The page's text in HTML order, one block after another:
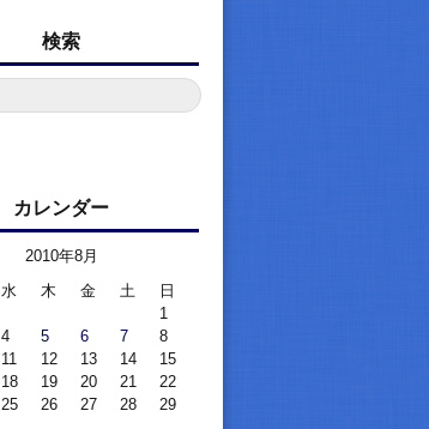
検索
カレンダー
2010年8月
水 木 金 土 日
1
4 5 6 7
8
11 12 13 14
15
18 19 20 21
22
25 26 27 28
29